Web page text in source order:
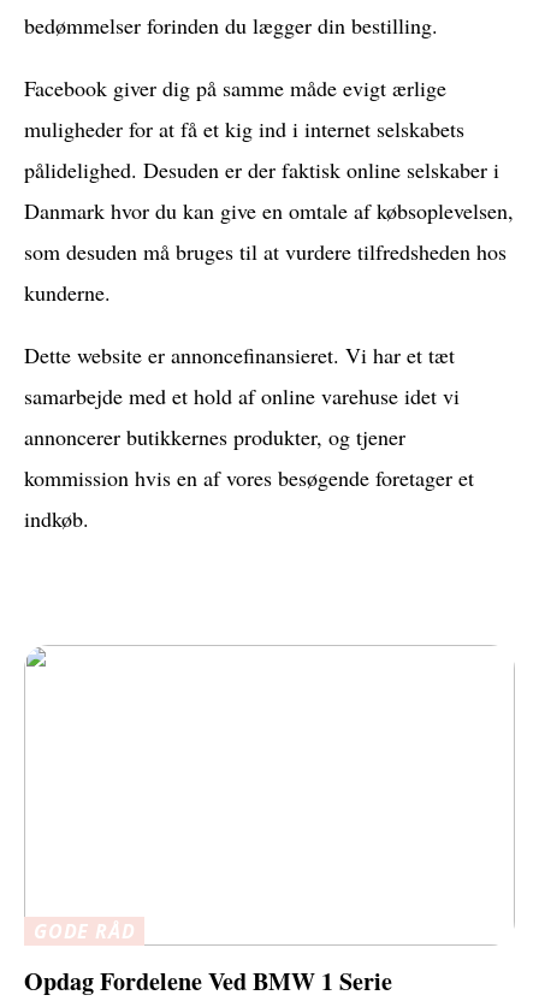
bedømmelser forinden du lægger din bestilling.
Facebook giver dig på samme måde evigt ærlige
muligheder for at få et kig ind i internet selskabets
pålidelighed. Desuden er der faktisk online selskaber i
Danmark hvor du kan give en omtale af købsoplevelsen,
som desuden må bruges til at vurdere tilfredsheden hos
kunderne.
Dette website er annoncefinansieret. Vi har et tæt
samarbejde med et hold af online varehuse idet vi
annoncerer butikkernes produkter, og tjener
kommission hvis en af vores besøgende foretager et
indkøb.
GODE RÅD
Opdag Fordelene Ved BMW 1 Serie